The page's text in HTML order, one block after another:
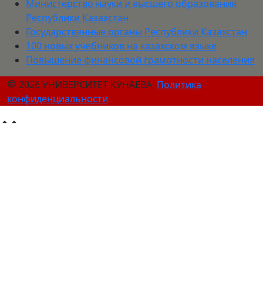
Министерство науки и высшего образования
Республики Казахстан
Государственные органы Республики Казахстан
100 новых учебников на казахском языке
Повышение финансовой грамотности населения
2026 УНИВЕРСИТЕТ КУНАЕВА. Политика
конфиденциальности